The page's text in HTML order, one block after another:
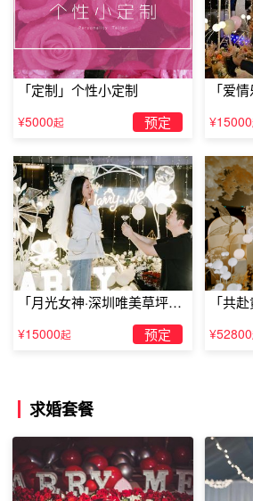
「定制」个性小定制
¥5000起 预定
「爱
¥15000
「月光女神·深圳唯美草坪浪
¥15000起 预定
「共
¥52800
求婚套餐